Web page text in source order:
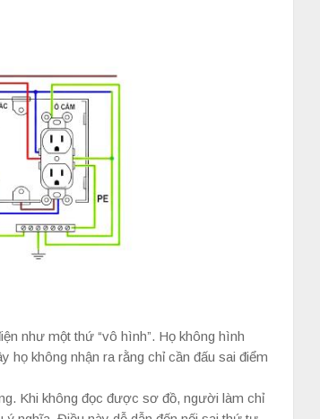
như một thứ “vô hình”. Họ không hình
họ không nhận ra rằng chỉ cần đấu sai điểm
Khi không đọc được sơ đồ, người làm chỉ